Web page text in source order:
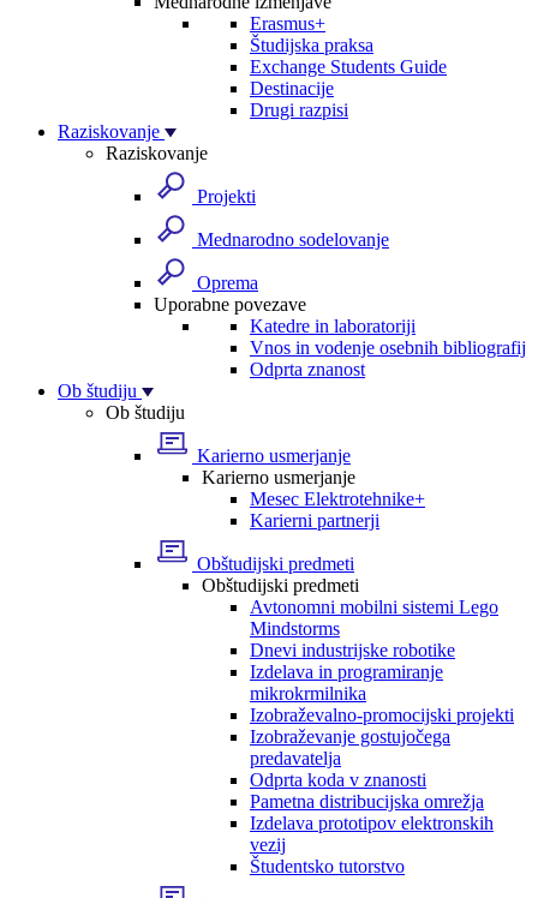
Erasmus+
Študijska praksa
Exchange Students Guide
Destinacije
Drugi razpisi
Raziskovanje
Raziskovanje
Projekti
Mednarodno sodelovanje
Oprema
Uporabne povezave
Katedre in laboratoriji
Vnos in vodenje osebnih bibliografij
Odprta znanost
Ob študiju
Ob študiju
Karierno usmerjanje
Karierno usmerjanje
Mesec Elektrotehnike+
Karierni partnerji
Obštudijski predmeti
Obštudijski predmeti
Avtonomni mobilni sistemi Lego
Mindstorms
Dnevi industrijske robotike
Izdelava in programiranje
mikrokrmilnika
Izobraževalno-promocijski projekti
Izobraževanje gostujočega
predavatelja
Odprta koda v znanosti
Pametna distribucijska omrežja
Izdelava prototipov elektronskih
vezij
Študentsko tutorstvo